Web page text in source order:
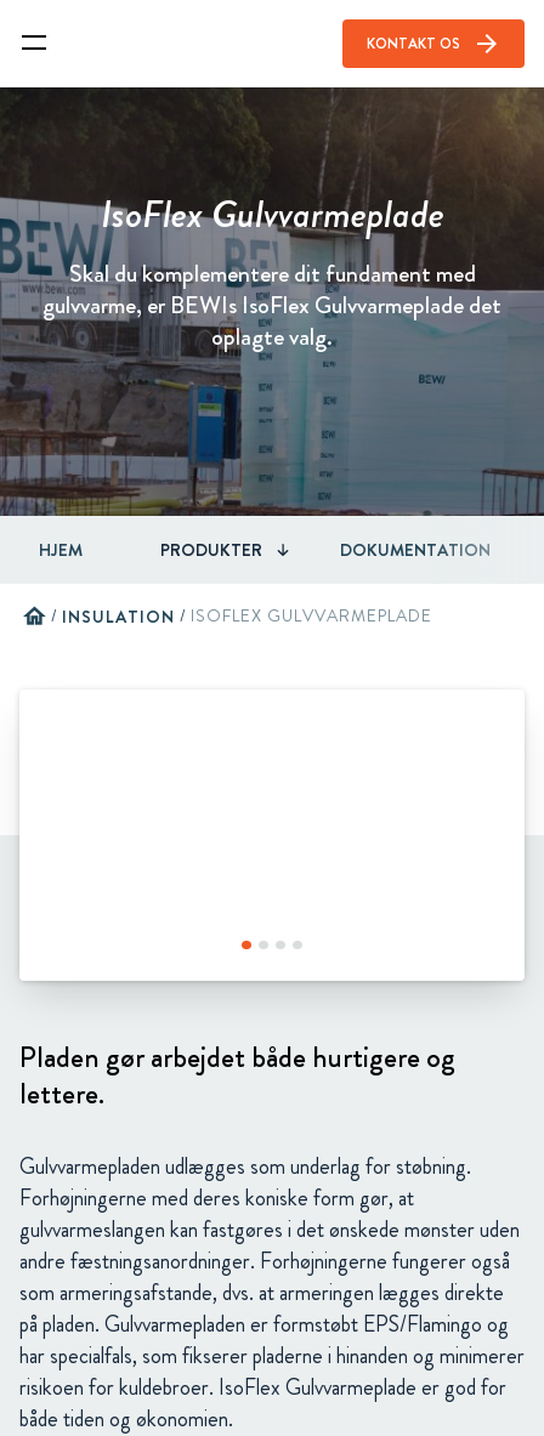
KONTAKT OS arrow_forward
IsoFlex Gulvvarmeplade
Skal du komplementere dit fundament med
gulvvarme, er BEWIs IsoFlex Gulvvarmeplade det
oplagte valg.
HJEM PRODUKTER DOKUMENTATION
home / INSULATION / ISOFLEX GULVVARMEPLADE
Pladen gør arbejdet både hurtigere og
lettere.
Gulvvarmepladen udlægges som underlag for støbning.
Forhøjningerne med deres koniske form gør, at
gulvvarmeslangen kan fastgøres i det ønskede mønster uden
andre fæstningsanordninger. Forhøjningerne fungerer også
som armeringsafstande, dvs. at armeringen lægges direkte
på pladen. Gulvvarmepladen er formstøbt EPS/Flamingo og
har specialfals, som fikserer pladerne i hinanden og minimerer
risikoen for kuldebroer. IsoFlex Gulvvarmeplade er god for
både tiden og økonomien.